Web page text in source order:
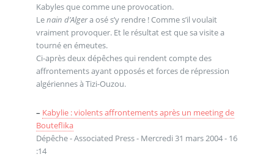
Kabyles que comme une provocation.
Lenain d’Algera osé s’y rendre ! Comme s’il voulait
vraiment provoquer. Et le résultat est que sa visite a
tourné en émeutes.
Ci-après deux dépêches qui rendent compte des
affrontements ayant opposés et forces de répression
algériennes à Tizi-Ouzou.
– Kabylie : violents affrontements après un meeting de
Bouteflika
Dépêche - Associated Press - Mercredi 31 mars 2004 - 16
:14